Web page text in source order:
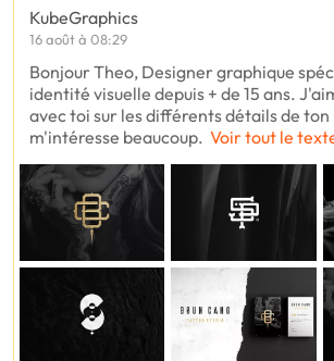
KubeGraphics
16 août à 08:29
Bonjour Theo, Designer graphique
identité visuelle depuis + de 15 ans.
avec toi sur les différents détails de
m'intéresse beaucoup. Voir tout le